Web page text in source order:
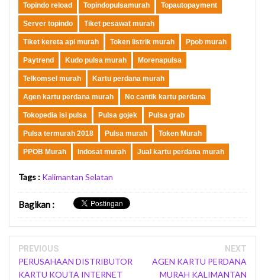
Topindo reload Topindopulsamurah Topautopayment
Server topindo Tiket pesawat murah
Tiket kereta api murah Token listrik murah Ppob murah
Paytrend Kudo pulsa murah Morenapulsa
Telkomsel murah Kartu perdana murah
Agen kartu perdana murah No cantik kartu perdana
Tokopedia isi pulsa Pulsa gojek Pulsa grab
Pulsa termurah 2018 Pulsa murah Token Murah
PPOB Murah Indosat murah Jual kartu perdana murah
Tags : Kalimantan Selatan
Bagikan :
PREVIOUS
PERUSAHAAN DISTRIBUTOR
KARTU KOUTA INTERNET
NEXT
AGEN KARTU PERDANA
MURAH KALIMANTAN